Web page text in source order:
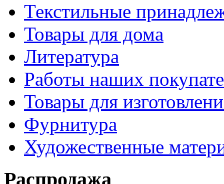
Текстильные
Товары для дома
Литература
Работы наших
Товары для
Фурнитура
Художественные
Распродажа